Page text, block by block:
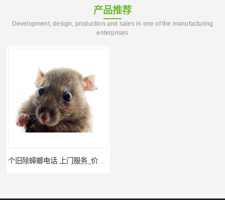
产品推荐
Development, design, production and sales in one of the manufacturing
enterprises
个旧除蟑螂电话 上门服务_价格低_比三家